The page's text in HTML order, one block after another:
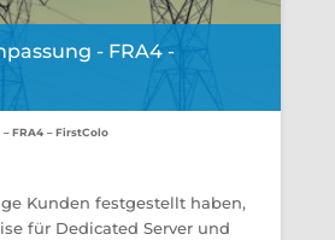
- FRA4 -
FRA4 – FirstColo
Kunden festgestellt haben,
für Dedicated Server und